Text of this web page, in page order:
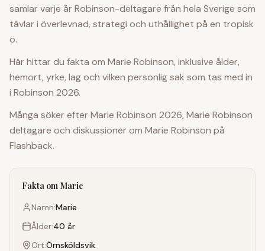
samlar varje år Robinson-deltagare från hela Sverige som
tävlar i överlevnad, strategi och uthållighet på en tropisk
ö.
Här hittar du fakta om Marie Robinson, inklusive ålder,
hemort, yrke, lag och vilken personlig sak som tas med in
i Robinson 2026.
Många söker efter Marie Robinson 2026, Marie Robinson
deltagare och diskussioner om Marie Robinson på
Flashback.
Fakta om Marie
Namn:Marie
Ålder:40 år
Ort:Örnsköldsvik